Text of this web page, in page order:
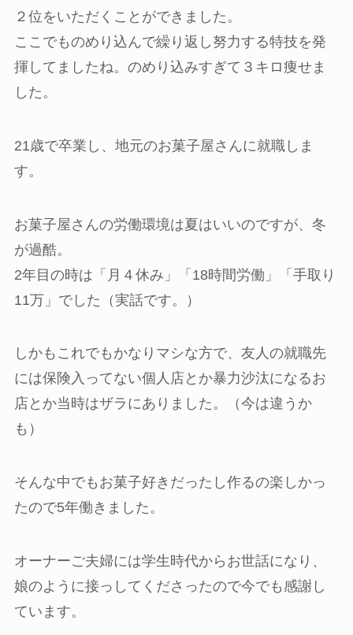
２位をいただくことができました。
ここでものめり込んで繰り返し努力する特技を発
揮してましたね。のめり込みすぎて３キロ痩せま
した。
21歳で卒業し、地元のお菓子屋さんに就職しま
す。
お菓子屋さんの労働環境は夏はいいのですが、冬
が過酷。
2年目の時は「月４休み」「18時間労働」「手取り
11万」でした（実話です。）
しかもこれでもかなりマシな方で、友人の就職先
には保険入ってない個人店とか暴力沙汰になるお
店とか当時はザラにありました。（今は違うか
も）
そんな中でもお菓子好きだったし作るの楽しかっ
たので5年働きました。
オーナーご夫婦には学生時代からお世話になり、
娘のように接っしてくださったので今でも感謝し
ています。